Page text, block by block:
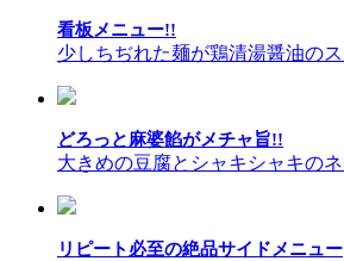
看板メニュー!!
少しちぢれた麺が鶏清湯醤油の
どろっと麻婆餡がメチャ旨!!
大きめの豆腐とシャキシャキの
リピート必至の絶品サイドメニュー